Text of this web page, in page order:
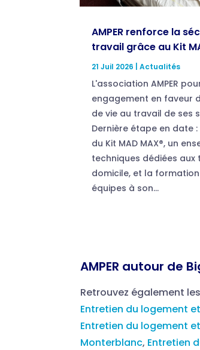
AMPER renforce la
travail grâce au Kit
21 Juil 2026 |Actualités
L'association AMPER
engagement en faveur
de vie au travail de ses
Dernière étape en date
du Kit MAD MAX®, un
techniques dédiées
domicile, et la
équipes à son...
AMPER autour de
Retrouvez également
Entretien du logement
Entretien du logement
Monterblanc, Entretien